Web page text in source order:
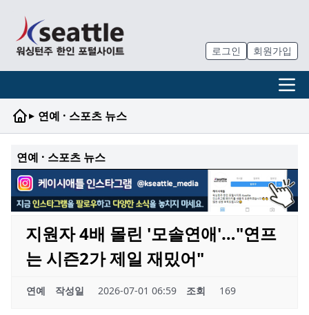
로그인 회원가입
▸ 연예 · 스포츠 뉴스
연예 · 스포츠 뉴스
지원자 4배 몰린 '모솔연애'…"연프
는 시즌2가 제일 재밌어"
연예 작성일 2026-07-01 06:59 조회 169